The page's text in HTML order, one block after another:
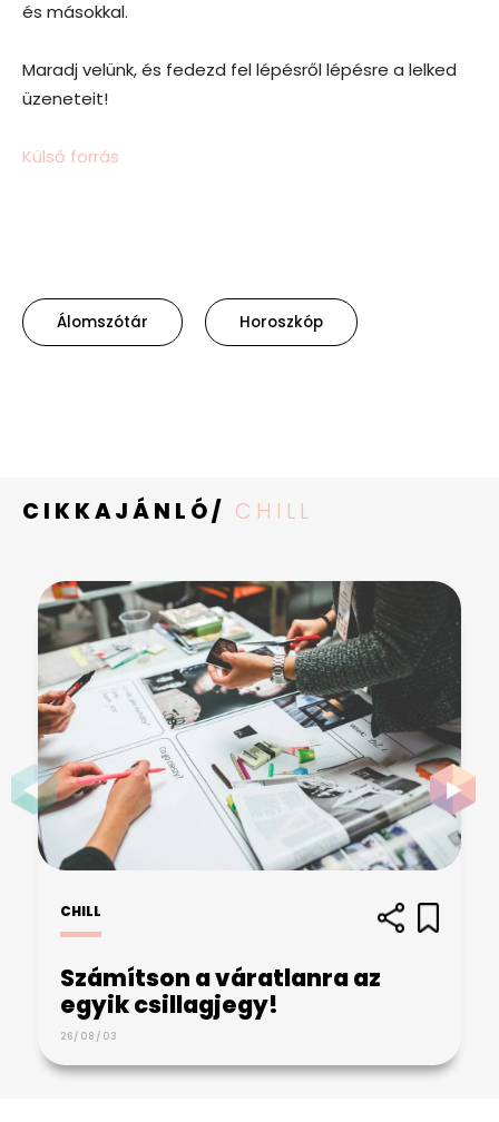
és másokkal.
Maradj velünk, és fedezd fel lépésről lépésre a lelked
üzeneteit!
Külső forrás
Álomszótár Horoszkóp
CIKKAJÁNLÓ/ CHILL
CHILL
Számítson a váratlanra az
egyik csillagjegy!
26/08/03